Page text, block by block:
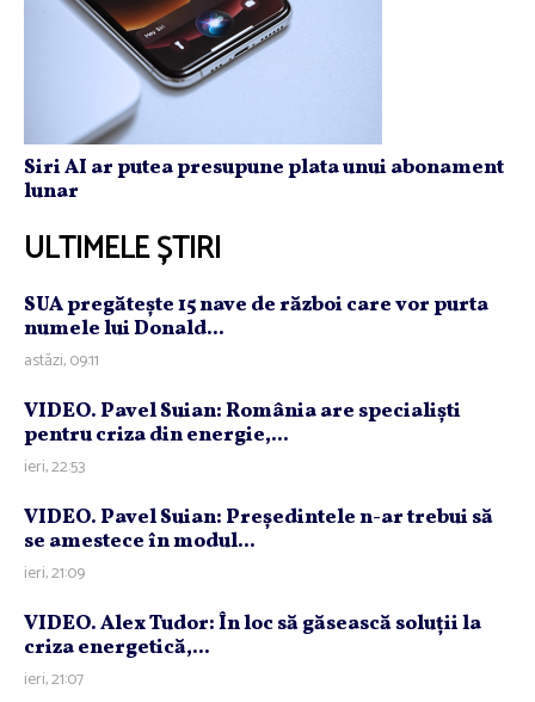
Siri AI ar putea presupune plata unui abonament
lunar
ULTIMELE ȘTIRI
SUA pregăteşte 15 nave de război care vor purta
numele lui Donald...
astăzi, 09:11
VIDEO. Pavel Suian: România are specialişti
pentru criza din energie,...
ieri, 22:53
VIDEO. Pavel Suian: Preşedintele n-ar trebui să
se amestece în modul...
ieri, 21:09
VIDEO. Alex Tudor: În loc să găsească soluţii la
criza energetică,...
ieri, 21:07